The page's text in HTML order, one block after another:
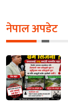
नेपाल अपडेट